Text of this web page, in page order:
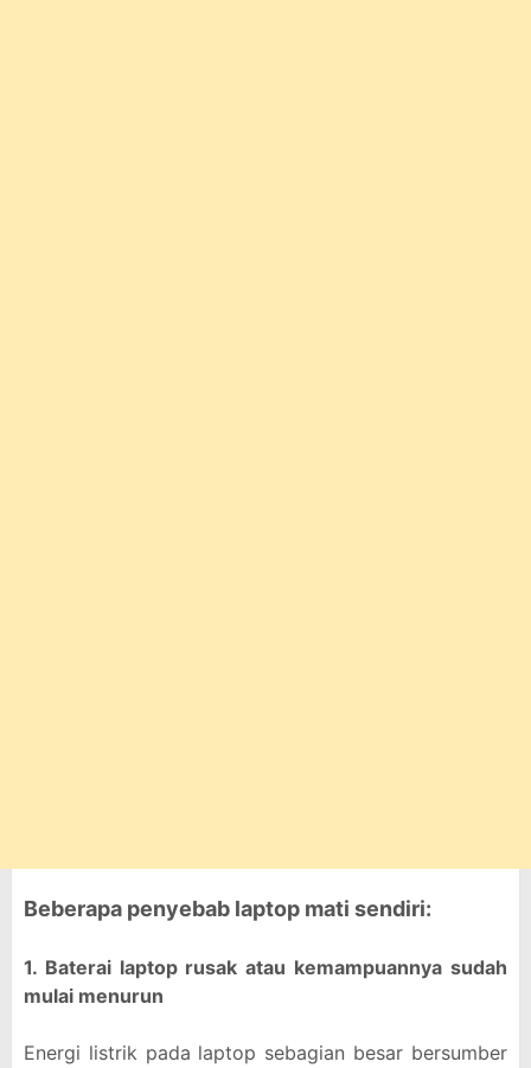
Beberapa penyebab laptop mati sendiri:
1. Baterai laptop rusak atau kemampuannya sudah
mulai menurun
Energi listrik pada laptop sebagian besar bersumber